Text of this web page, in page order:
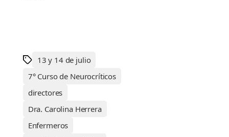
13 y 14 de julio
7° Curso de Neurocríticos
directores
Dra. Carolina Herrera
Enfermeros